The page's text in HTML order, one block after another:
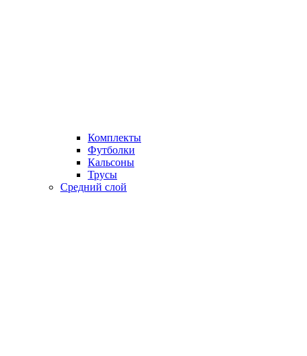
Комплекты
Футболки
Кальсоны
Трусы
Средний слой